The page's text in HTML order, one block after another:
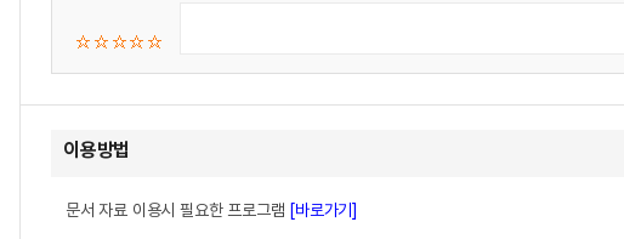
이용방법
문서 자료 이용시 필요한 프로그램 [바로가기]